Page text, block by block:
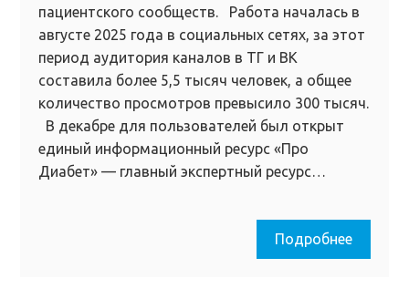
пациентского сообществ. Работа началась в
августе 2025 года в социальных сетях, за этот
период аудитория каналов в ТГ и ВК
составила более 5,5 тысяч человек, а общее
количество просмотров превысило 300 тысяч.
В декабре для пользователей был открыт
единый информационный ресурс «Про
Диабет» — главный экспертный ресурс…
Подробнее